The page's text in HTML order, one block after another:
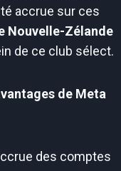
accrue sur ces
Nouvelle-Zélande
de ce club sélect.
de Meta
des comptes